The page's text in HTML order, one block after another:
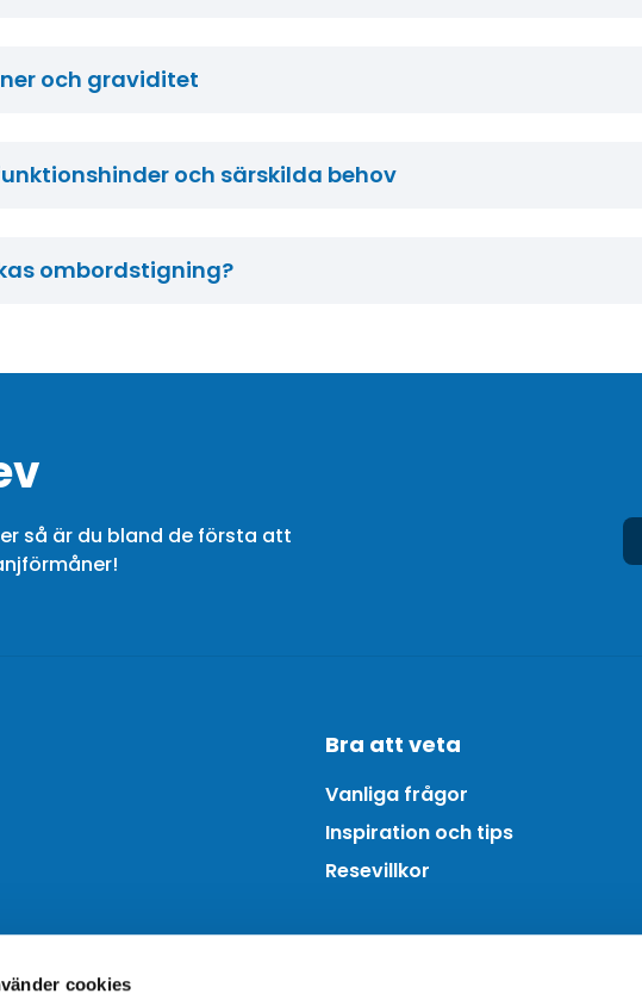
cookies
och graviditet
och särskilda behov
ombordstigning?
så är du bland de första att
Bra att veta
Vanliga frågor
Inspiration och tips
Resevillkor